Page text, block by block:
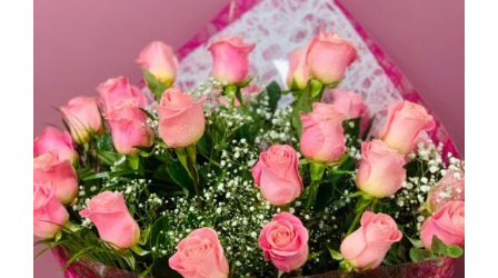
AÑADIR AL CARRITO
/
DETALLES